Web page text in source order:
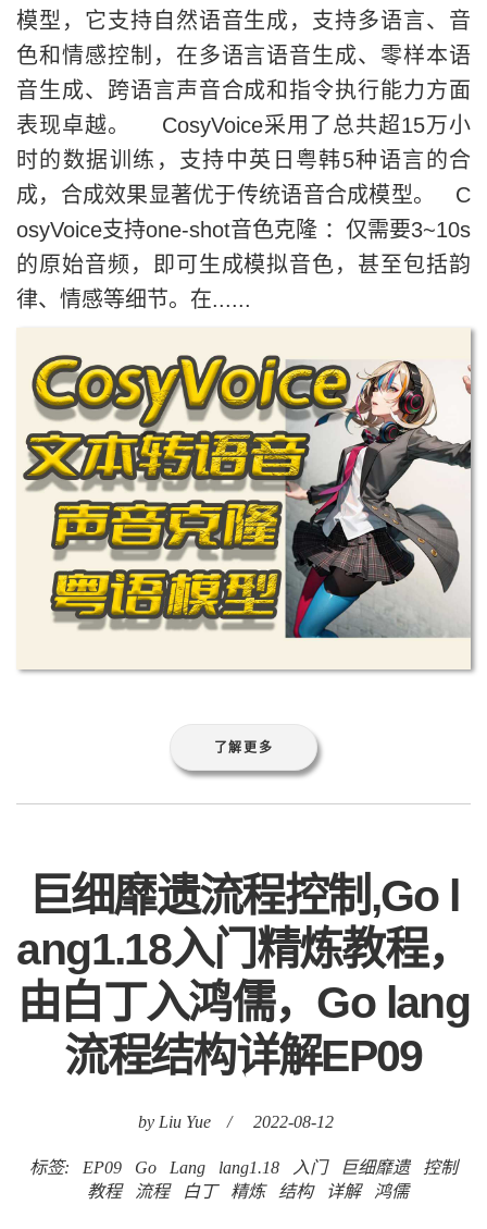
模型，它支持自然语音生成，支持多语言、音
色和情感控制，在多语言语音生成、零样本语
音生成、跨语言声音合成和指令执行能力方面
表现卓越。 CosyVoice采用了总共超15万小
时的数据训练，支持中英日粤韩5种语言的合
成，合成效果显著优于传统语音合成模型。 C
osyVoice支持one-shot音色克隆 ：仅需要3~10s
的原始音频，即可生成模拟音色，甚至包括韵
律、情感等细节。在......
了解更多
巨细靡遗流程控制,Go l
ang1.18入门精炼教程，
由白丁入鸿儒，Go lang
流程结构详解EP09
by Liu Yue / 2022-08-12
标签: EP09 Go Lang lang1.18 入门 巨细靡遗
控制
教程
流程 白丁 精炼 结构 详解 鸿儒